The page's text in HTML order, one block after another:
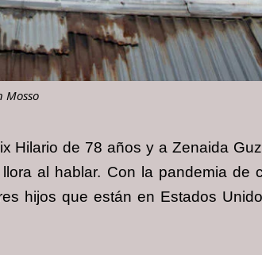
Mosso
Hilario de 78 años y a Zenaida
al hablar. Con la pandemia de
hijos que están en Estados